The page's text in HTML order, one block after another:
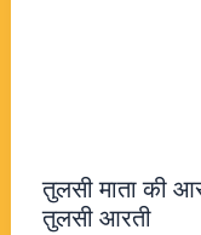
तुलसी माता की
तुलसी आरती